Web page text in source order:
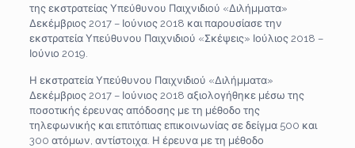
της εκστρατείας Υπεύθυνου Παιχνιδιού «Διλήμματα»
Δεκέμβριος 2017 – Ιούνιος 2018 και παρουσίασε την
εκστρατεία Υπεύθυνου Παιχνιδιού «Σκέψεις» Ιούλιος 2018 –
Ιούνιο 2019.
Η εκστρατεία Υπεύθυνου Παιχνιδιού «Διλήμματα»
Δεκέμβριος 2017 – Ιούνιος 2018 αξιολογήθηκε μέσω της
ποσοτικής έρευνας απόδοσης με τη μέθοδο της
τηλεφωνικής και επιτόπιας επικοινωνίας σε δείγμα 500 και
300 ατόμων, αντίστοιχα. Η έρευνα με τη μέθοδο